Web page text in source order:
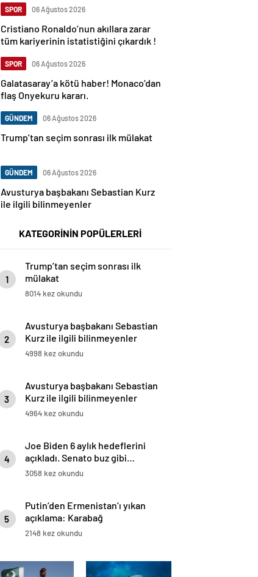
SPOR 06 Ağustos 2026
Cristiano Ronaldo’nun akıllara zarar
tüm kariyerinin istatistiğini çıkardık !
SPOR 06 Ağustos 2026
Galatasaray’a kötü haber! Monaco’dan
flaş Onyekuru kararı.
GÜNDEM 06 Ağustos 2026
Trump’tan seçim sonrası ilk mülakat
GÜNDEM 06 Ağustos 2026
Avusturya başbakanı Sebastian Kurz
ile ilgili bilinmeyenler
KATEGORİNİN POPÜLERLERİ
1
Trump’tan seçim sonrası ilk
mülakat
8014 kez okundu
2
Avusturya başbakanı Sebastian
Kurz ile ilgili bilinmeyenler
4998 kez okundu
3
Avusturya başbakanı Sebastian
Kurz ile ilgili bilinmeyenler
4964 kez okundu
4
Joe Biden 6 aylık hedeflerini
açıkladı. Senato buz gibi…
3058 kez okundu
5
Putin’den Ermenistan’ı yıkan
açıklama: Karabağ
Azerbaycan’ın ayrılmaz bir
2148 kez okundu